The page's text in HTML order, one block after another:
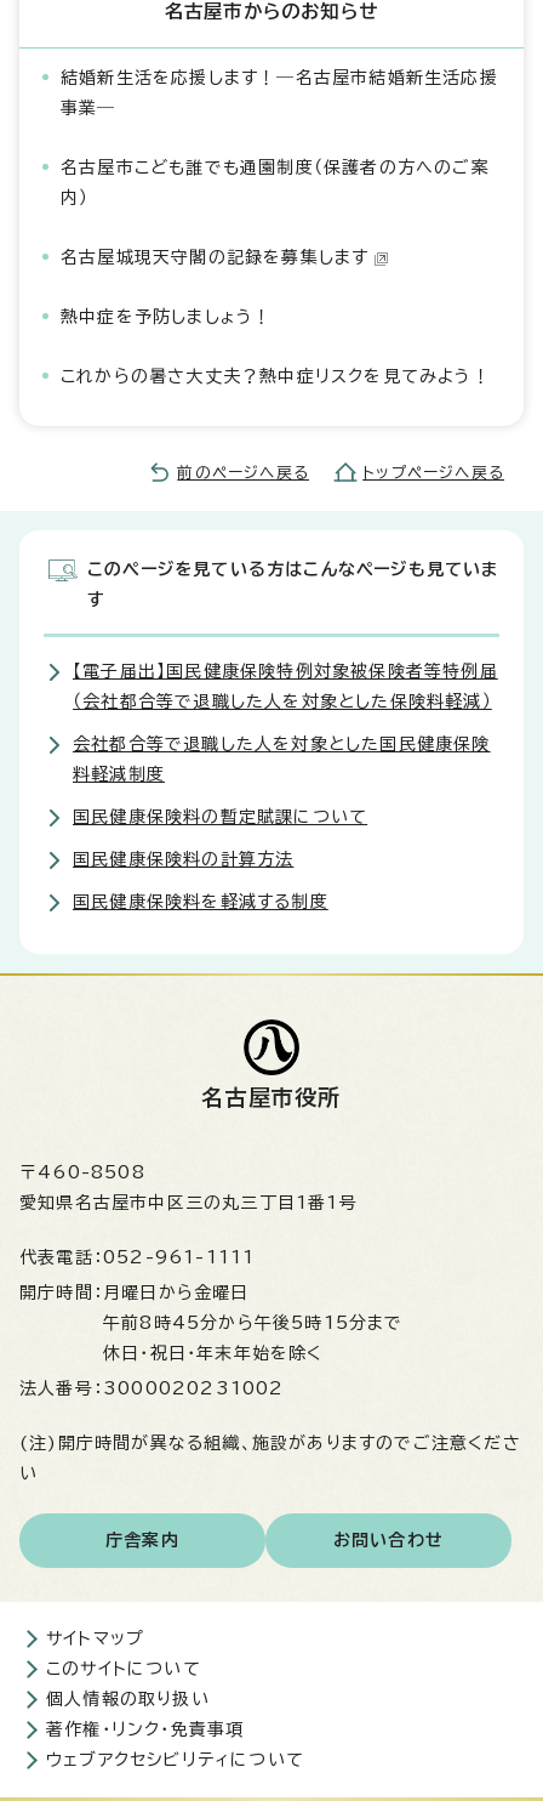
名古屋市からのお知らせ
結婚新生活を応援します！―名古屋市結婚新生活応援
事業―
名古屋市こども誰でも通園制度（保護者の方へのご案
内）
名古屋城現天守閣の記録を募集します
熱中症を予防しましょう！
これからの暑さ大丈夫？熱中症リスクを見てみよう！
前のページへ戻る トップページへ戻る
このページを見ている方はこんなページも見ていま
す
【電子届出】国民健康保険特例対象被保険者等特例届
（会社都合等で退職した人を対象とした保険料軽減）
会社都合等で退職した人を対象とした国民健康保険
料軽減制度
国民健康保険料の暫定賦課について
国民健康保険料の計算方法
国民健康保険料を軽減する制度
名古屋市役所
〒460-8508
愛知県名古屋市中区三の丸三丁目1番1号
代表電話： 052-961-1111
開庁時間： 月曜日から金曜日
午前8時45分から午後5時15分まで
休日・祝日・年末年始を除く
法人番号： 3000020231002
(注)開庁時間が異なる組織、施設がありますのでご注意くださ
い
庁舎案内 お問い合わせ
サイトマップ
このサイトについて
個人情報の取り扱い
著作権・リンク・免責事項
ウェブアクセシビリティについて